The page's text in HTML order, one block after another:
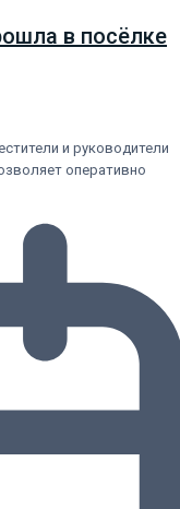
в посёлке
и руководители
оперативно